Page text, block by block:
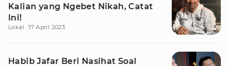
Kalian yang Ngebet Nikah, Catat
Ini!
Lokal 17 April 2023
Habib Jafar Beri Nasihat Soal